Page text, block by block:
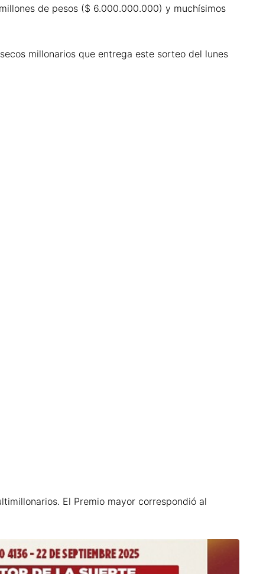
de pesos ($ 6.000.000.000) y muchísimos
millonarios que entrega este sorteo del lunes
El Premio mayor correspondió al